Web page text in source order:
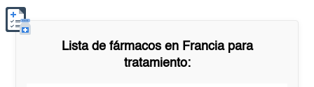
Lista de fármacos en Franciapara
tratamiento: